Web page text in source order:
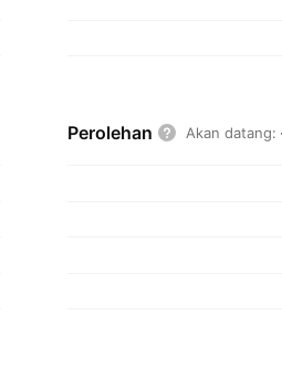
Perolehan Akan datang: